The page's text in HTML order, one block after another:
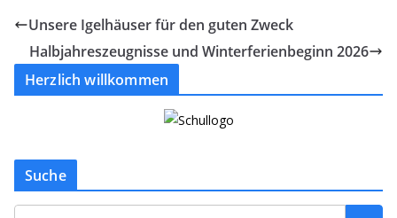
Unsere Igelhäuser für den guten Zweck
Halbjahreszeugnisse und Winterferienbeginn 2026
Herzlich willkommen
Suche